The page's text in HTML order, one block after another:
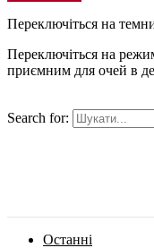
Переключіться на
Переключіться на
приємним для очей в
Search for:
Останні